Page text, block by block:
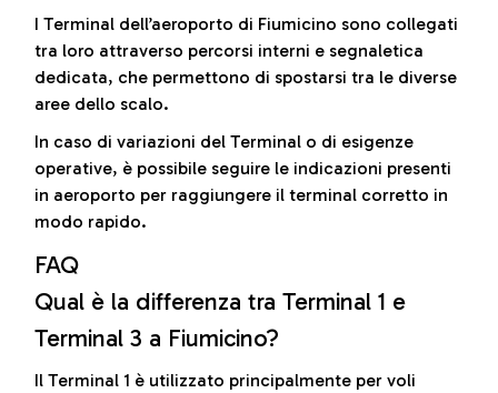
I Terminal dell’aeroporto di Fiumicino sono collegati
tra loro attraverso percorsi interni e segnaletica
dedicata, che permettono di spostarsi tra le diverse
aree dello scalo.
In caso di variazioni del Terminal o di esigenze
operative, è possibile seguire le indicazioni presenti
in aeroporto per raggiungere il terminal corretto in
modo rapido.
FAQ
Qual è la differenza tra Terminal 1 e
Terminal 3 a Fiumicino?
Il Terminal 1 è utilizzato principalmente per voli